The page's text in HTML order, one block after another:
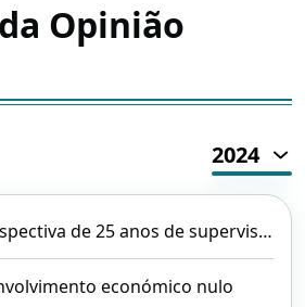
Opinião
2024
supervisão da segurança operacional da aviação civil e marcos importantes no desenvolvimento do Aeroporto Internacional de Macau
económico nulo